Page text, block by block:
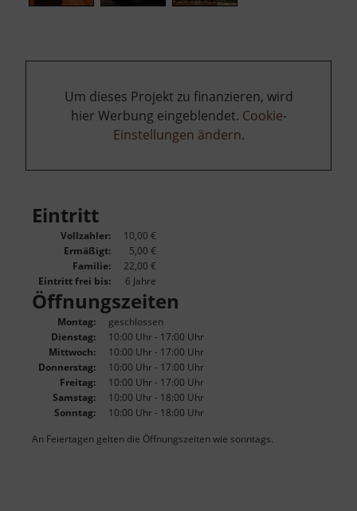
Um dieses Projekt zu finanzieren, wird
hier Werbung eingeblendet. Cookie-
Einstellungen ändern.
Eintritt
Vollzahler:
10,00 €
Ermäßigt:
5,00 €
Familie:
22,00 €
Eintritt frei bis:
6 Jahre
Öffnungszeiten
Montag:
geschlossen
Dienstag:
10:00 Uhr - 17:00 Uhr
Mittwoch:
10:00 Uhr - 17:00 Uhr
Donnerstag:
10:00 Uhr - 17:00 Uhr
Freitag:
10:00 Uhr - 17:00 Uhr
Samstag:
10:00 Uhr - 18:00 Uhr
Sonntag:
10:00 Uhr - 18:00 Uhr
An Feiertagen gelten die Öffnungszeiten wie sonntags.